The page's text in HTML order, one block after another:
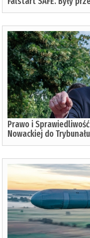
Prawo i
Nowackiej do